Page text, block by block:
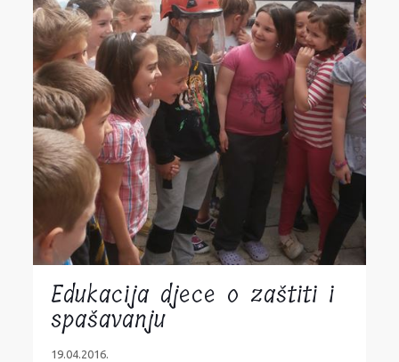
Edukacija djece o zaštiti i
spašavanju
19.04.2016.